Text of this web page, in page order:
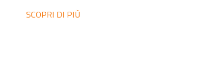
SCOPRI DI PIÙ